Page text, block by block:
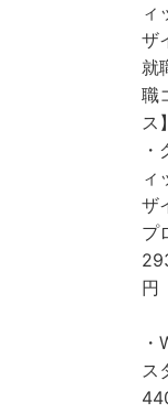
ィ
ザ
就
職
ス】
ィ
ザ
プ
円
ス